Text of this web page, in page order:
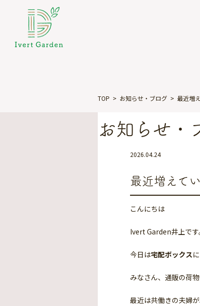
TOP お知らせ・ブログ 最近増
お知らせ・
2026.04.24
最近増えて
こんにちは
Ivert Garden井上です
今日は宅配ボックス
みなさん、通販の荷
最近は共働きの夫婦